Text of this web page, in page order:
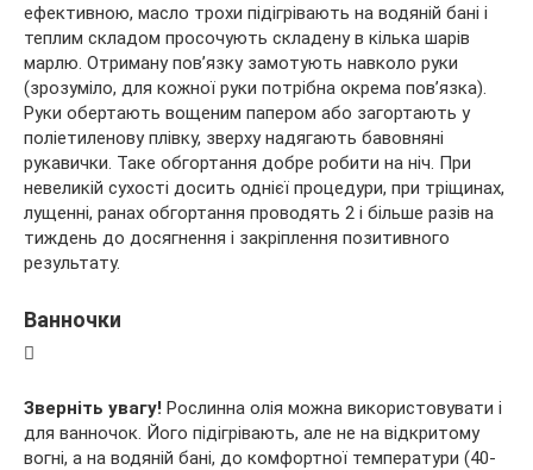
ефективною, масло трохи підігрівають на водяній бані і
теплим складом просочують складену в кілька шарів
марлю. Отриману пов’язку замотують навколо руки
(зрозуміло, для кожної руки потрібна окрема пов’язка).
Руки обертають вощеним папером або загортають у
поліетиленову плівку, зверху надягають бавовняні
рукавички. Таке обгортання добре робити на ніч. При
невеликій сухості досить однієї процедури, при тріщинах,
лущенні, ранах обгортання проводять 2 і більше разів на
тиждень до досягнення і закріплення позитивного
результату.
Ванночки
Зверніть увагу! Рослинна олія можна використовувати і
для ванночок. Його підігрівають, але не на відкритому
вогні, а на водяній бані, до комфортної температури (40-